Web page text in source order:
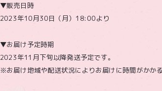
▼販売日時
2023年10月30日（月）18:00より
▼お届け予定時期
2023年11月下旬以降発送予定です。
※お届け地域や配送状況によりお届けに時間がかか